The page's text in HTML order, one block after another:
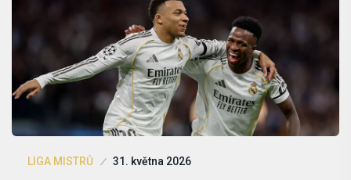
LIGA MISTRŮ 31. května 2026